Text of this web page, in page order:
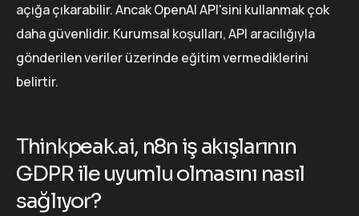
açığa çıkarabilir. Ancak OpenAI API'sini kullanmak çok
daha güvenlidir. Kurumsal koşulları, API aracılığıyla
gönderilen veriler üzerinde eğitim vermediklerini
belirtir.
Thinkpeak.ai, n8n iş akışlarının
GDPR ile uyumlu olmasını nasıl
sağlıyor?